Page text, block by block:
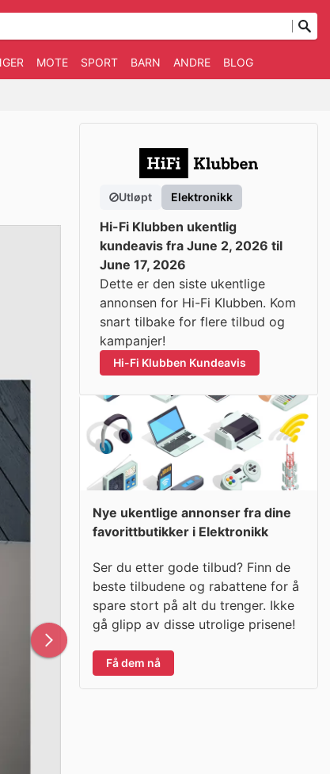
MOTE SPORT BARN ANDRE BLOG
Utløpt Elektronikk
Hi-Fi Klubben ukentlig
kundeavis fra June 2, 2026 til
June 17, 2026
Dette er den siste ukentlige
annonsen for Hi-Fi Klubben. Kom
snart tilbake for flere tilbud og
kampanjer!
Hi-Fi Klubben Kundeavis
Nye ukentlige annonser fra dine
favorittbutikker i Elektronikk
Ser du etter gode tilbud? Finn de
beste tilbudene og rabattene for å
spare stort på alt du trenger. Ikke
gå glipp av disse utrolige prisene!
Få dem nå